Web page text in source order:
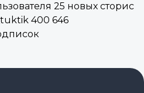
25 новых сторис
400 646